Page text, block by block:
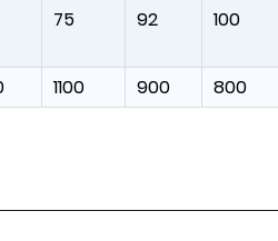
75 92 100
1100 900 800